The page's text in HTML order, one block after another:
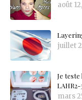
août
juillet
Je
mars